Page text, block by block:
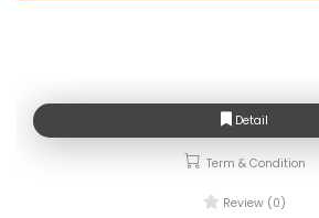
Detail
Term & Condition
Review (0)